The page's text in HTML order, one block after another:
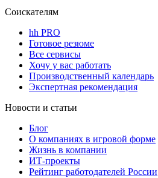
Соискателям
hh PRO
Готовое резюме
Все сервисы
Хочу у вас работать
Производственный календарь
Экспертная рекомендация
Новости и статьи
Блог
О компаниях в игровой форме
Жизнь в компании
ИТ-проекты
Рейтинг работодателей России